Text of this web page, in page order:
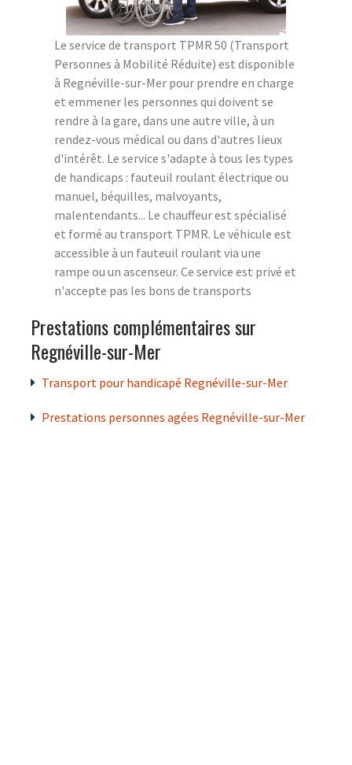
Le service de transport TPMR 50 (Transport
Personnes à Mobilité Réduite) est disponible
à Regnéville-sur-Mer pour prendre en charge
et emmener les personnes qui doivent se
rendre à la gare, dans une autre ville, à un
rendez-vous médical ou dans d'autres lieux
d'intérêt. Le service s'adapte à tous les types
de handicaps : fauteuil roulant électrique ou
manuel, béquilles, malvoyants,
malentendants... Le chauffeur est spécialisé
et formé au transport TPMR. Le véhicule est
accessible à un fauteuil roulant via une
rampe ou un ascenseur. Ce service est privé et
n'accepte pas les bons de transports
Prestations complémentaires sur
Regnéville-sur-Mer
Transport pour handicapé Regnéville-sur-Mer
Prestations personnes agées Regnéville-sur-Mer